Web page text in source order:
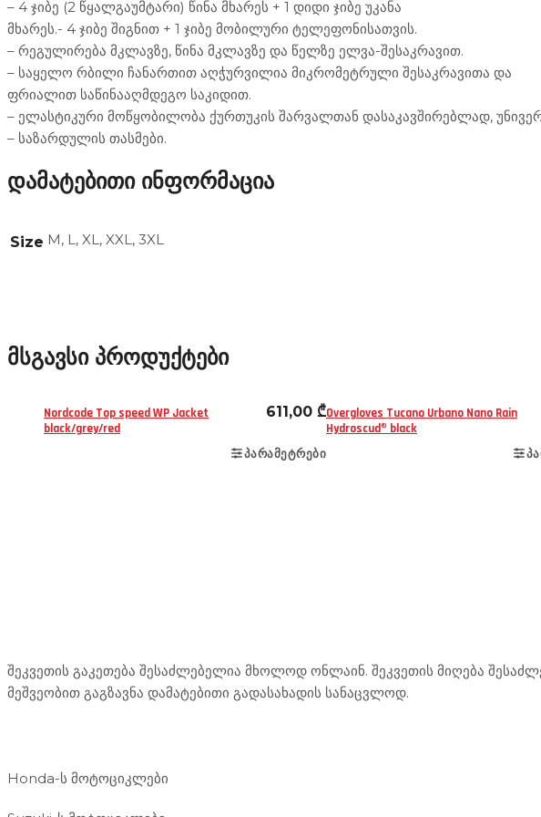
– 4 ჯიბე (2 წყალგაუმტარი) წინა მხარეს + 1 დიდი ჯიბე უკანა
მხარეს.- 4 ჯიბე შიგნით + 1 ჯიბე მობილური ტელეფონისათვის.
– რეგულირება მკლავზე, წინა მკლავზე და წელზე ელვა-შესაკრავით.
– საყელო რბილი ჩანართით აღჭურვილია მიკრომეტრული შესაკრავითა და
ფრიალით საწინააღმდეგო საკიდით.
– ელასტიკური მოწყობილობა ქურთუკის შარვალთან დასაკავშირებლად,
– საზარდულის თასმები.
დამატებითი ინფორმაცია
Size M, L, XL, XXL, 3XL
მსგავსი პროდუქტები
ეკიპირება
Nordcode Top speed WP Jacket
black/grey/red
611,00 ₾
ᲞᲐᲠᲐᲛᲔᲢᲠᲔᲑᲘ
Overgloves Tucano Urbano Nano Rain
Hydroscud® black
შეკვეთის გაკეთება შესაძლებელია მხოლოდ ონლაინ. შეკვეთის მიღება
მეშვეობით გაგზავნა დამატებითი გადასახადის სანაცვლოდ.
Honda-ს მოტოციკლები